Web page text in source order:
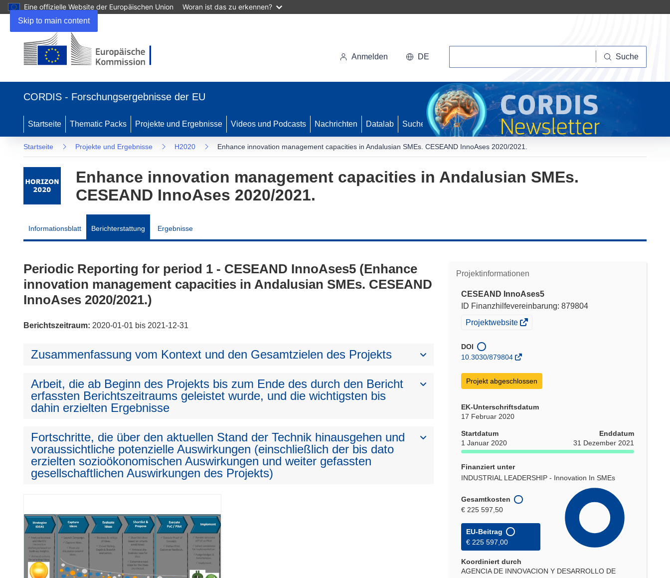
Skip to main content
Eine offizielle Website der Europäischen Union Woran ist das zu erkennen?
neuem
Anmelden DE Suche
CORDIS - Forschungsergebnisse der EU
Startseite Thematic Packs Projekte und Ergebnisse Videos und Podcasts Nachrichten Datalab Suche
Startseite Projekte und Ergebnisse H2020 Enhance innovation management capacities in Andalusian SMEs. CESEAND InnoAses 2020/2021.
Enhance innovation management capacities in Andalusian SMEs.
CESEAND InnoAses 2020/2021.
Informationsblatt Berichterstattung Ergebnisse
Projektinformationen
CESEAND InnoAses5
ID Finanzhilfevereinbarung: 879804
(öffnet
Fenster)
Projektwebsite
DOI
10.3030/879804
Projekt abgeschlossen
EK-Unterschriftsdatum
17 Februar 2020
Startdatum
1 Januar 2020
Enddatum
31 Dezember 2021
Finanziert unter
INDUSTRIAL LEADERSHIP - Innovation In SMEs
Gesamtkosten
€ 225 597,50
EU-Beitrag
€ 225 597,00
Koordiniert durch
AGENCIA DE INNOVACION Y DESARROLLO DE
Periodic Reporting for period 1 - CESEAND InnoAses5 (Enhance
innovation management capacities in Andalusian SMEs. CESEAND
InnoAses 2020/2021.)
Berichtszeitraum: 2020-01-01 bis 2021-12-31
Zusammenfassung vom Kontext und den Gesamtzielen des Projekts
Arbeit, die ab Beginn des Projekts bis zum Ende des durch den Bericht
erfassten Berichtszeitraums geleistet wurde, und die wichtigsten bis
dahin erzielten Ergebnisse
Fortschritte, die über den aktuellen Stand der Technik hinausgehen und
voraussichtliche potenzielle Auswirkungen (einschließlich der bis dato
erzielten sozioökonomischen Auswirkungen und weiter gefassten
gesellschaftlichen Auswirkungen des Projekts)